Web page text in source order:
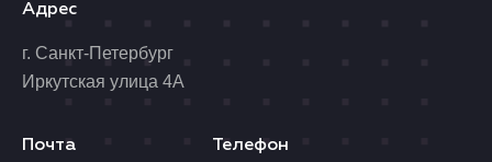
Адрес
г. Санкт-Петербург
Иркутская улица 4А
Почта Телефон